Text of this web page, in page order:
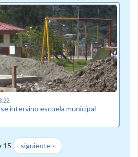
intervino escuela municipal
15 siguiente ›